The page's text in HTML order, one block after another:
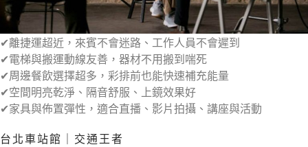
✔離捷運超近，來賓不會迷路、工作人員不會遲到
✔電梯與搬運動線友善，器材不用搬到喘死
✔周邊餐飲選擇超多，彩排前也能快速補充能量
✔空間明亮乾淨、隔音舒服、上鏡效果好
✔家具與佈置彈性，適合直播、影片拍攝、講座與活動
台北車站館｜交通王者